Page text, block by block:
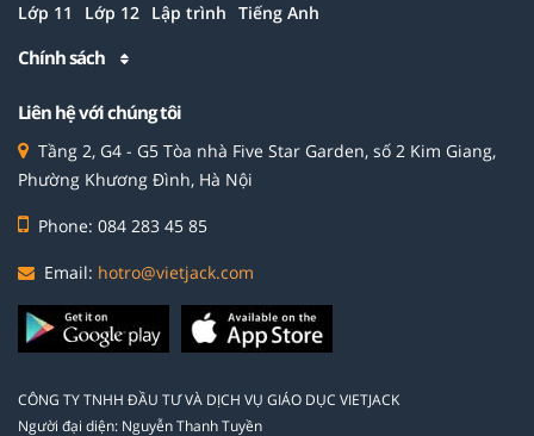
Lớp 11 Lớp 12 Lập trình Tiếng Anh
Chính sách
Liên hệ với chúng tôi
Tầng 2, G4 - G5 Tòa nhà Five Star Garden, số 2 Kim Giang,
Phường Khương Đình, Hà Nội
Phone: 084 283 45 85
Email: hotro@vietjack.com
CÔNG TY TNHH ĐẦU TƯ VÀ DỊCH VỤ GIÁO DỤC VIETJACK
Người đại diện: Nguyễn Thanh Tuyền